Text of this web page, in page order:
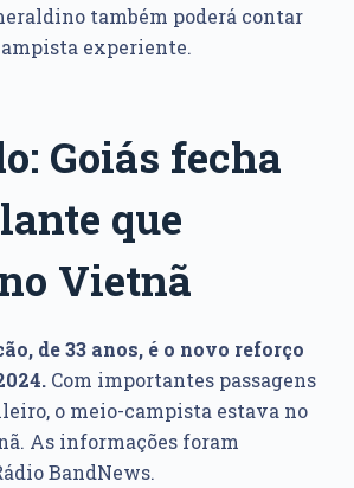
também poderá contar
experiente.
Goiás fecha
que
Vietnã
de 33 anos, é o novo reforço
Com importantes passagens
o meio-campista estava no
As informações foram
BandNews.